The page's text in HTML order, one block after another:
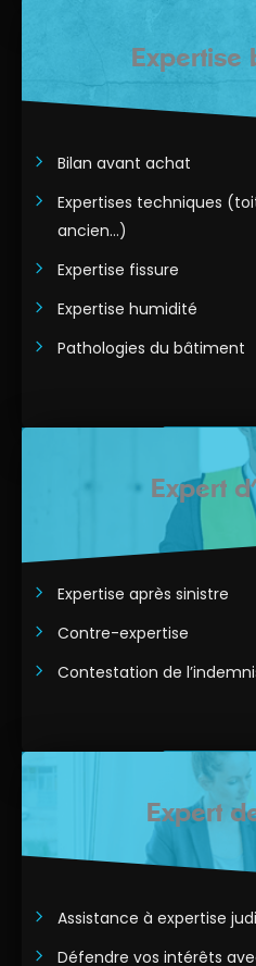
Expertise
Bilan avant achat
Expertises techniques
ancien…)
Expertise fissure
Expertise humidité
Pathologies du bâtiment
En savoir
Expert
Expertise après sinistre
Contre-expertise
Contestation de
En savoir
Expert
Assistance à expertise
Défendre vos intérêts